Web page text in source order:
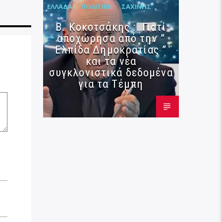
ΕΛΛΆΔΑ ΠΟΛΙΤΙΚΉ ΣΑΧΊΝΗΣ
Β. Κοκοτσάκης : Γιατί
αποχώρησα από την ”
Ελπίδα Δημοκρατίας ”
και τα νέα
συγκλονιστικά δεδομένα
για τα Τέμπη